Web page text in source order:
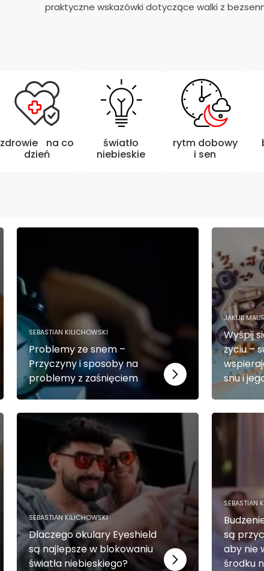
praktyczne wskazówki dotyczące walki z
zdrowie na co
dzień
światło
niebieskie
rytm dobowy
i sen
SEBASTIAN KILICHOWSKI
Problemy ze snem –
Przyczyny i sposoby na
problemy z zaśnięciem
JAKUB
Wyśpij
życiu –
snu i
SEBASTIAN KILICHOWSKI
Dlaczego okulary Eyeshield
są najlepsze w blokowaniu
światła niebieskiego?
SEBASTIAN
są
aby nie
środku